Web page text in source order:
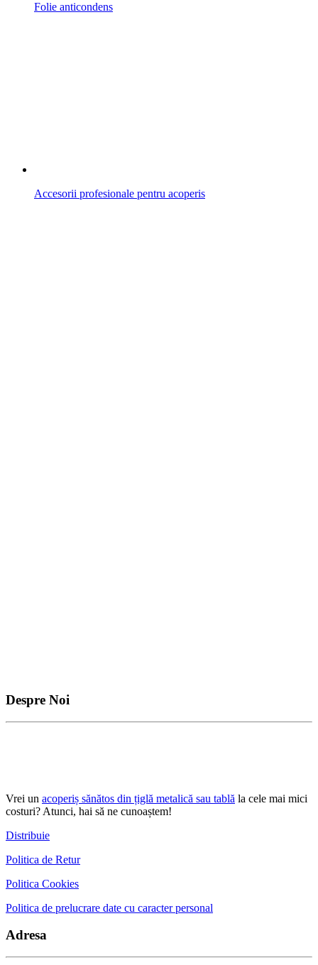
Folie anticondens
Accesorii profesionale pentru acoperis
Despre Noi
Vrei un acoperiș sănătos din țiglă metalică sau tablă la cele mai mici
costuri? Atunci, hai să ne cunoaștem!
Distribuie
Politica de Retur
Politica Cookies
Politica de prelucrare date cu caracter personal
Adresa